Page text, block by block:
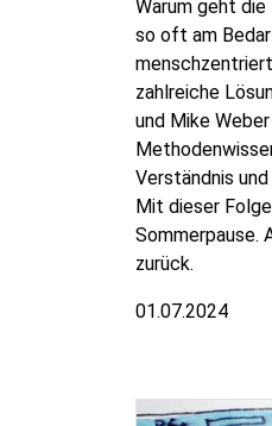
Warum geht
so oft am
zahlreiche
und Mike
Verständnis
Mit dieser
Sommerpause.
zurück.
01.07.2024